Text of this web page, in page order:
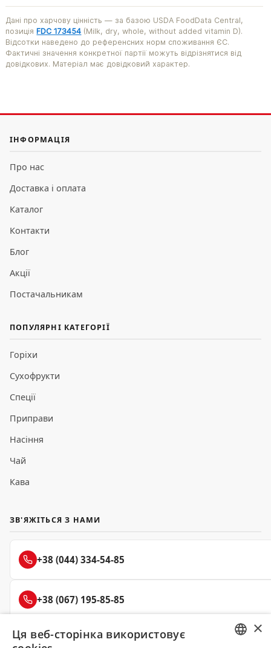
Дані про харчову цінність — за базою USDA FoodData Central,
позиціяFDC 173454 (Milk, dry, whole, without added vitamin D).
Відсотки наведено до референсних норм споживання ЄС.
Фактичні значення конкретної партії можуть відрізнятися від
довідкових. Матеріал має довідковий характер.
ІНФОРМАЦІЯ
Про нас
Доставка і оплата
Каталог
Контакти
Блог
Акції
Постачальникам
ПОПУЛЯРНІ КАТЕГОРІЇ
Горіхи
Сухофрукти
Спеції
Приправи
Насіння
Чай
Кава
ЗВ'ЯЖІТЬСЯ З НАМИ
+38 (044) 334-54-85
+38 (067) 195-85-85
+38 (050) 145-85-45
×
Ця веб-сторінка використовує